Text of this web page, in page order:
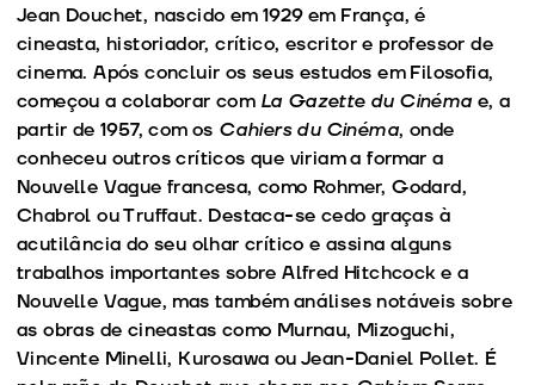
Jean Douchet, nascido em 1929 em França, é
cineasta, historiador, crítico, escritor e professor de
cinema. Após concluir os seus estudos em Filosofia,
começou a colaborar com La Gazette du Cinémae, a
partir de 1957, com os Cahiers du Cinéma, onde
conheceu outros críticos que viriam a formar a
Nouvelle Vague francesa, como Rohmer, Godard,
Chabrol ou Truffaut. Destaca-se cedo graças à
acutilância do seu olhar crítico e assina alguns
trabalhos importantes sobre Alfred Hitchcock e a
Nouvelle Vague, mas também análises notáveis sobre
as obras de cineastas como Murnau, Mizoguchi,
Vincente Minelli, Kurosawa ou Jean-Daniel Pollet. É